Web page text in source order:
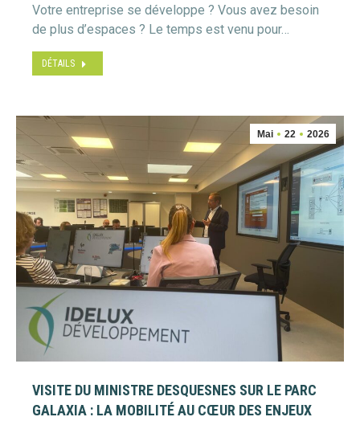
Votre entreprise se développe ? Vous avez besoin
de plus d’espaces ? Le temps est venu pour…
DÉTAILS
Mai 22 2026
VISITE DU MINISTRE DESQUESNES SUR LE PARC
GALAXIA : LA MOBILITÉ AU CŒUR DES ENJEUX